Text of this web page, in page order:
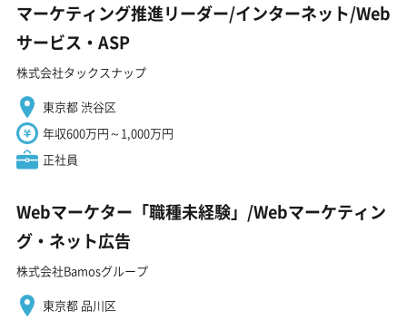
マーケティング推進リーダー/インターネット/Web
サービス・ASP
株式会社タックスナップ
東京都 渋谷区
年収600万円～1,000万円
正社員
Webマーケター「職種未経験」/Webマーケティン
グ・ネット広告
株式会社Bamosグループ
東京都 品川区